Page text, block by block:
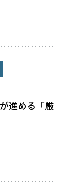
進める「厳